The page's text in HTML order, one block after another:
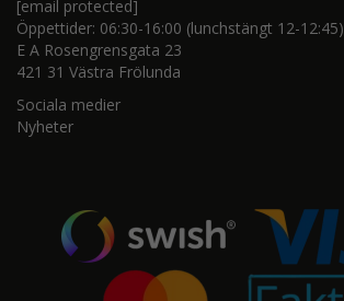
[email protected]
Öppettider: 06:30-16:00 (lunchstängt 12-12:45)
E A Rosengrensgata 23
421 31 Västra Frölunda
Sociala medier
Nyheter